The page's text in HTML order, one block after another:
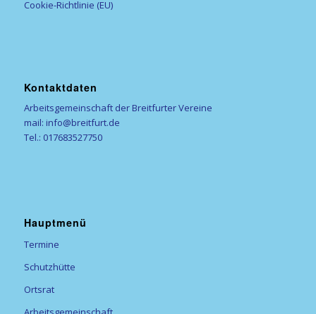
Cookie-Richtlinie (EU)
Kontaktdaten
Arbeitsgemeinschaft der Breitfurter Vereine
mail: info@breitfurt.de
Tel.: 017683527750
Hauptmenü
Termine
Schutzhütte
Ortsrat